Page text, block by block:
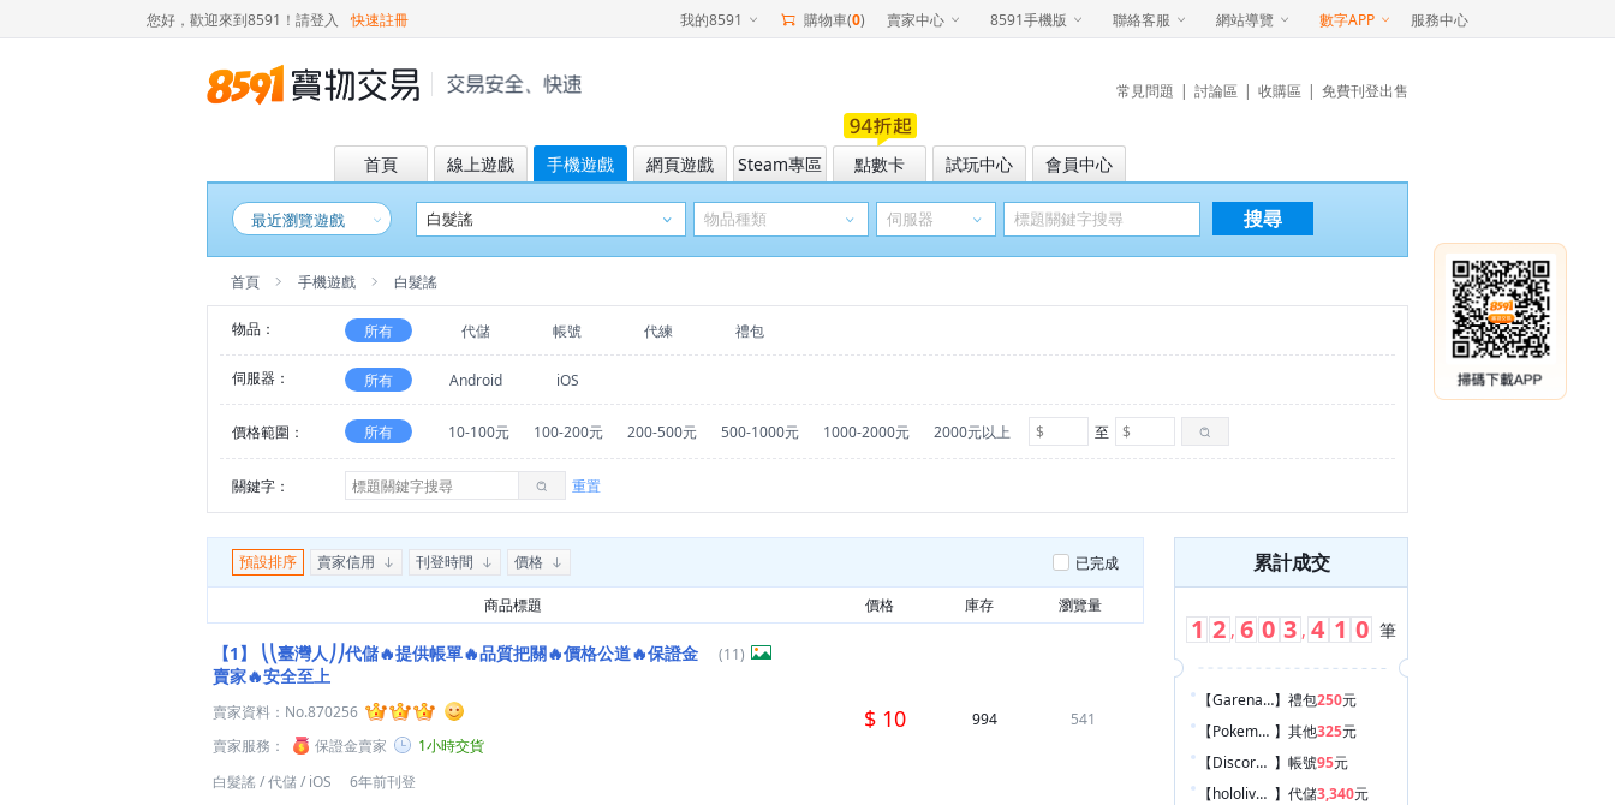
您好，歡迎來到8591！ 請登入 快速註冊 我的8591 購物車(0) 賣家中心 8591手機版 聯絡客服 網站導覽 數字APP 服務中心
常見問題 | 討論區 | 收購區 | 免費刊登出售
首頁 線上遊戲 手機遊戲 網頁遊戲 Steam專區 點數卡 試玩中心 會員中心
最近瀏覽遊戲 搜尋
首頁 手機遊戲 白髮謠
物品： 所有 代儲 帳號 代練 禮包
伺服器： 所有 Android iOS
價格範圍： 所有 10-100元 100-200元 200-500元 500-1000元 1000-2000元 2000元以上 至
關鍵字： 重置
預設排序 賣家信用 刊登時間 價格 已完成
商品標題 價格 庫存 瀏覽量
【1】
⎝⎝臺灣人⎠⎠代儲🔥提供帳單🔥品質把關🔥價格公道🔥保證金
賣家🔥安全至上
(11)
賣家資料： No.870256
賣家服務：
保證金賣家
1小時交貨
白髮謠/代儲/ iOS 6年前刊登
$ 10 994 541
累計成交
1 2 , 6 0 3 , 4 1 0 筆
【Garena 傳說對決】 禮包250元
【Pokemon GO 】 其他325元
【Discord Nitro 】 帳號95元
【hololive Dreams 】 代儲3,340元